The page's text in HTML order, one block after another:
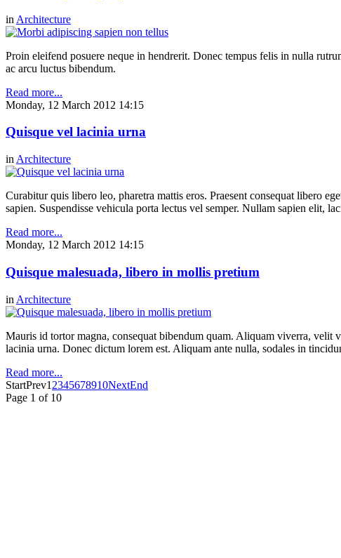
in Architecture
Proin eleifend posuere neque in hendrerit. Donec tempus felis in nulla
ac arcu luctus bibendum.
Read more...
Monday, 12 March 2012 14:15
Quisque vel lacinia urna
in Architecture
Curabitur quis libero leo, pharetra mattis eros. Praesent consequat libero
sapien. Suspendisse vehicula porta lectus vel semper. Nullam sapien elit,
Read more...
Monday, 12 March 2012 14:15
Quisque malesuada, libero in mollis pretium
in Architecture
Mauris id tortor magna, consequat bibendum quam. Aliquam viverra, velit
lacinia urna. Donec dictum lorem est. Aliquam ante nulla, sodales in
Read more...
StartPrev1 2345678910NextEnd
Page 1 of 10